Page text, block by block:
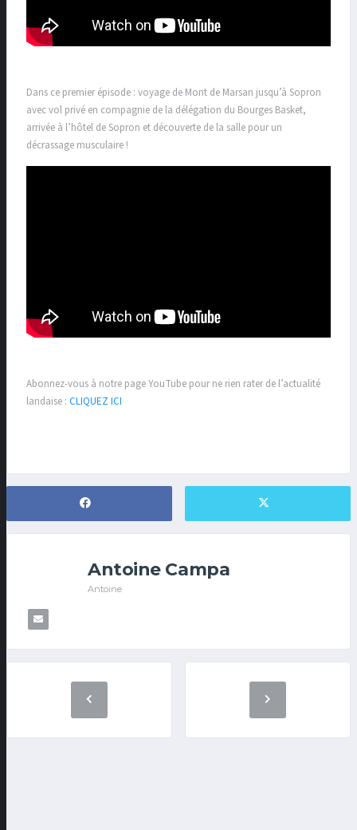
Dans ce premier épisode : voyage de Mont de Marsan jusqu’à Sopron
avec vol privé en compagnie de la délégation du Bourges Basket,
arrivée à l’hôtel de Sopron et découverte de la salle pour un
décrassage musculaire !
Abonnez-vous à notre page YouTube pour ne rien rater de l’actualité
landaise : CLIQUEZ ICI
Antoine Campa
Antoine